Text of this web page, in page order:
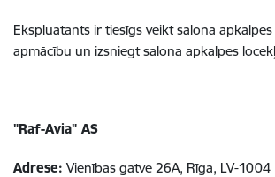
Ekspluatants ir tiesīgs veiktsalona
apmācību un izsniegt salona apkalpes
"Raf-Avia" AS
Adrese: Vienības gatve 26A, Rīga, LV-1004